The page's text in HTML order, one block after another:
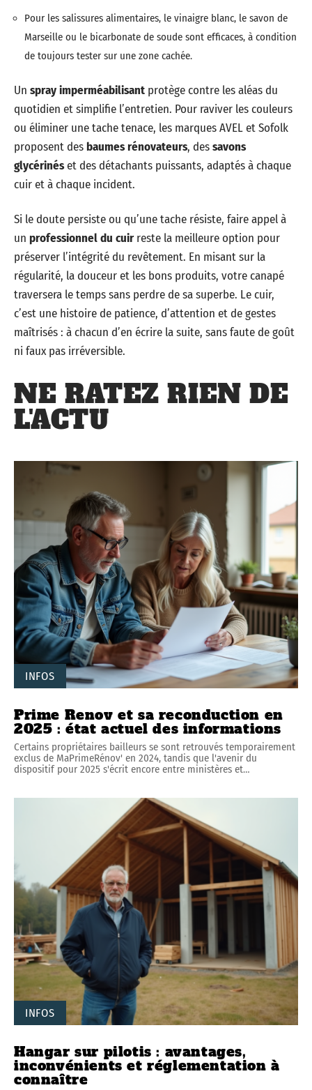
Pour les salissures alimentaires, le vinaigre blanc, le savon de
Marseille ou le bicarbonate de soude sont efficaces, à condition
de toujours tester sur une zone cachée.
Un spray imperméabilisant protège contre les aléas du
quotidien et simplifie l’entretien. Pour raviver les couleurs
ou éliminer une tache tenace, les marques AVEL et Sofolk
proposent des baumes rénovateurs, dessavons
glycérinéset des détachants puissants, adaptés à chaque
cuir et à chaque incident.
Si le doute persiste ou qu’une tache résiste, faire appel à
un professionnel du cuirreste la meilleure option pour
préserver l’intégrité du revêtement. En misant sur la
régularité, la douceur et les bons produits, votre canapé
traversera le temps sans perdre de sa superbe. Le cuir,
c’est une histoire de patience, d’attention et de gestes
maîtrisés : à chacun d’en écrire la suite, sans faute de goût
ni faux pas irréversible.
NE RATEZ RIEN DE
L'ACTU
INFOS
Prime Renov et sa reconduction en
2025 : état actuel des informations
Certains propriétaires bailleurs se sont retrouvés temporairement
exclus de MaPrimeRénov' en 2024, tandis que l'avenir du
dispositif pour 2025 s'écrit encore entre ministères et…
INFOS
Hangar sur pilotis : avantages,
inconvénients et réglementation à
connaître